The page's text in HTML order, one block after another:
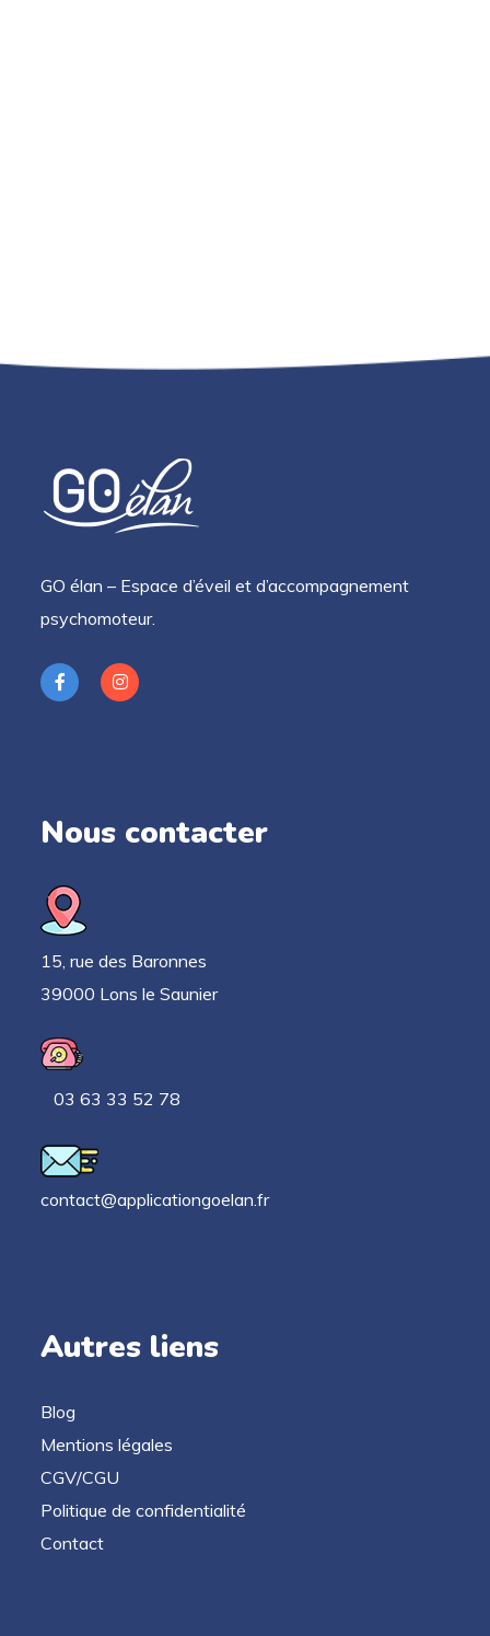
GO élan – Espace d’éveil et d’accompagnement
psychomoteur.
Nous contacter
15, rue des Baronnes
39000 Lons le Saunier
03 63 33 52 78
contact@applicationgoelan.fr
Autres liens
Blog
Mentions légales
CGV/CGU
Politique de confidentialité
Contact